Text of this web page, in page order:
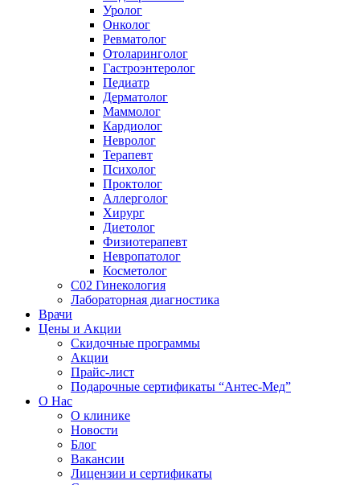
Уролог
Онколог
Ревматолог
Отоларинголог
Гастроэнтеролог
Педиатр
Дерматолог
Маммолог
Кардиолог
Невролог
Терапевт
Психолог
Проктолог
Аллерголог
Хирург
Диетолог
Физиотерапевт
Невропатолог
Косметолог
C02 Гинекология
Лабораторная диагностика
Врачи
Цены и Акции
Скидочные программы
Акции
Прайс-лист
Подарочные сертификаты “Антес-Мед”
О Нас
О клинике
Новости
Блог
Вакансии
Лицензии и сертификаты